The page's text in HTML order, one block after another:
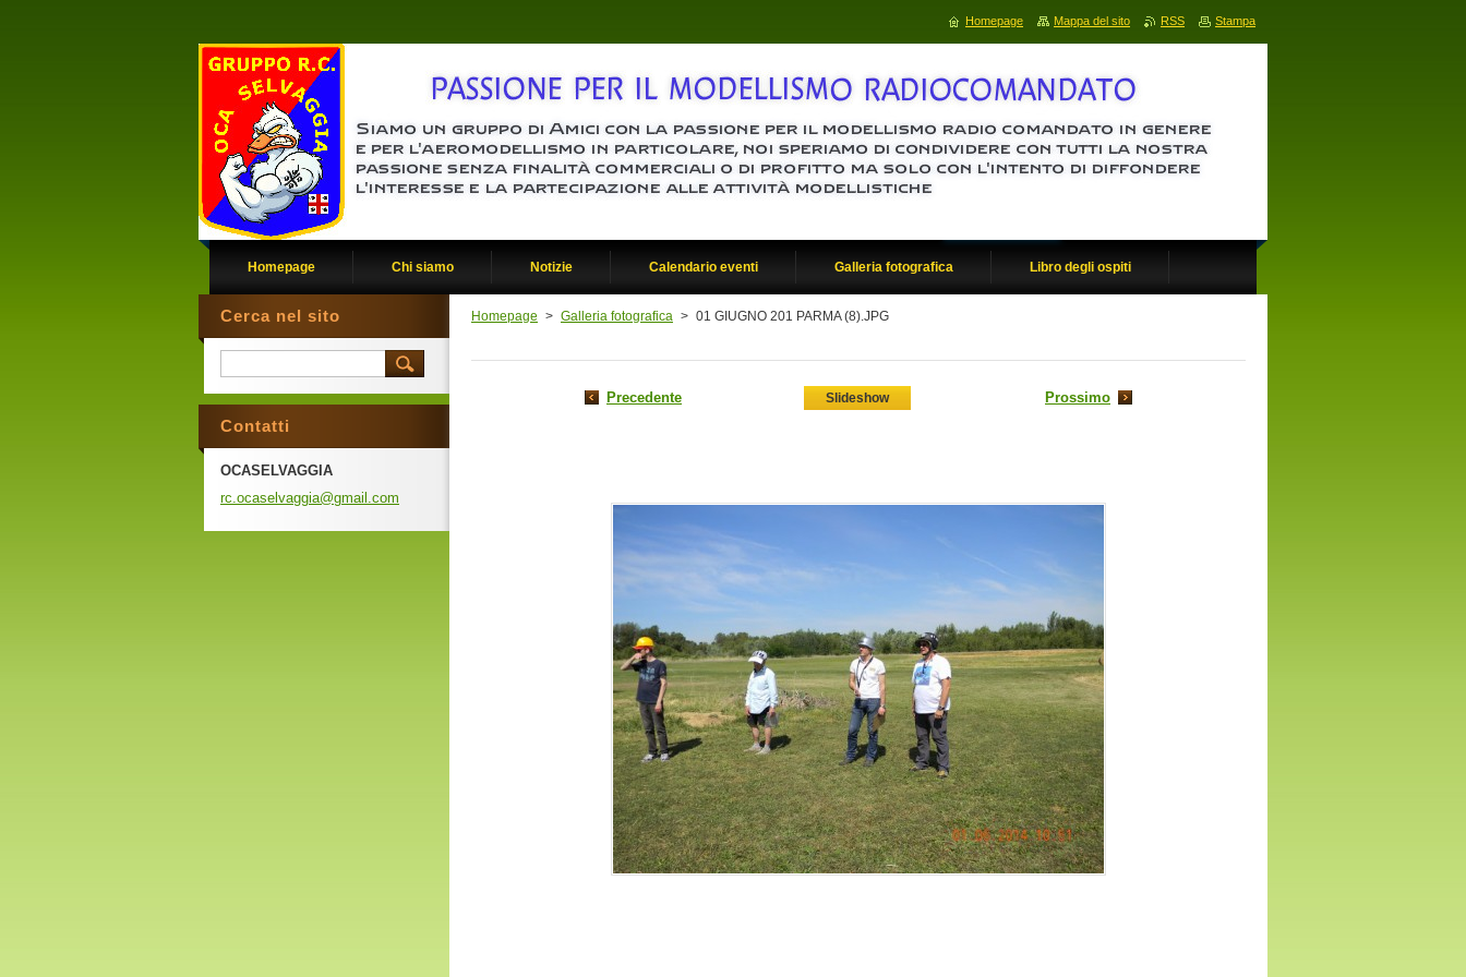
Homepage Chi siamo Notizie Calendario eventi Galleria fotografica Libro degli ospiti
Homepage > Galleria fotografica > 01 GIUGNO 201 PARMA (8).JPG
Precedente Slideshow Prossimo
Cerca nel sito
Contatti
OCASELVAGGIA
rc.ocase lvaggia@gmail.com
Homepage Mappa del sito RSS Stampa